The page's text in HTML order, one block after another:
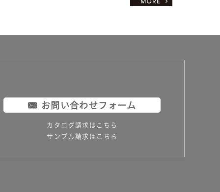
お問い合わせフォーム
カタログ請求はこちら
サンプル請求はこちら